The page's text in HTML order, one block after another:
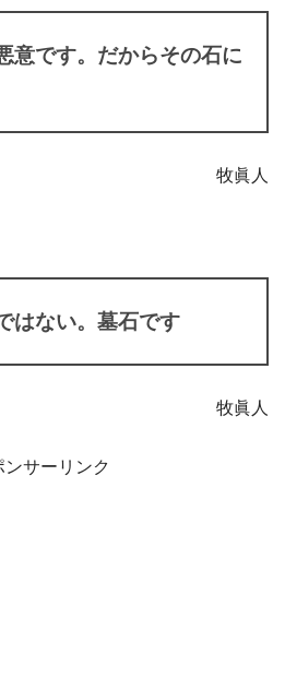
意です。だからその石に
牧眞人
はない。墓石です
牧眞人
ンサーリンク